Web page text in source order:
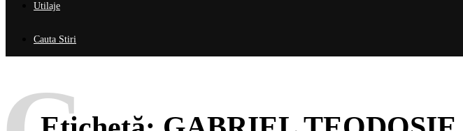
Utilaje
Cauta Stiri